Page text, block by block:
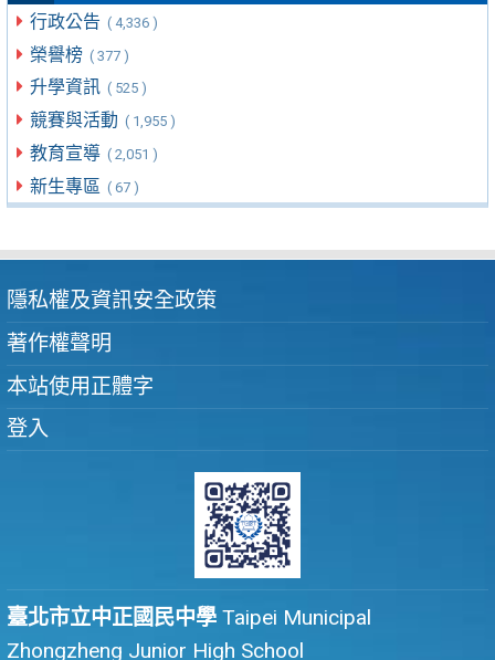
行政公告 ( 4,336 )
榮譽榜 ( 377 )
升學資訊 ( 525 )
競賽與活動 ( 1,955 )
教育宣導 ( 2,051 )
新生專區 ( 67 )
隱私權及資訊安全政策
著作權聲明
本站使用正體字
登入
臺北市立中正國民中學 Taipei Municipal
Zhongzheng Junior High School